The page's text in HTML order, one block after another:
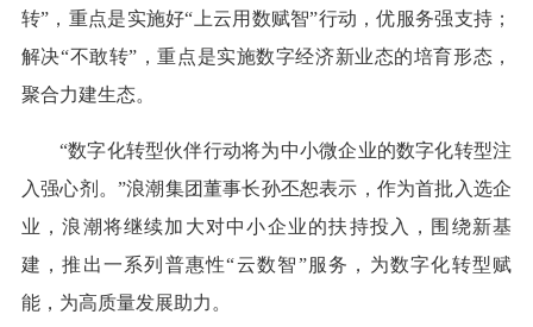
转”，重点是实施好“上云用数赋智”行动，优服务强支持；
解决“不敢转”，重点是实施数字经济新业态的培育形态，
聚合力建生态。
“数字化转型伙伴行动将为中小微企业的数字化转型注
入强心剂。”浪潮集团董事长孙丕恕表示，作为首批入选企
业，浪潮将继续加大对中小企业的扶持投入，围绕新基
建，推出一系列普惠性“云数智”服务，为数字化转型赋
能，为高质量发展助力。